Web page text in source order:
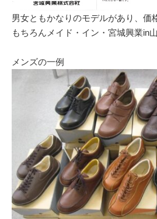
男女ともかなりのモデルがあり、価
もちろんメイド・イン・宮城興業in
メンズの一例